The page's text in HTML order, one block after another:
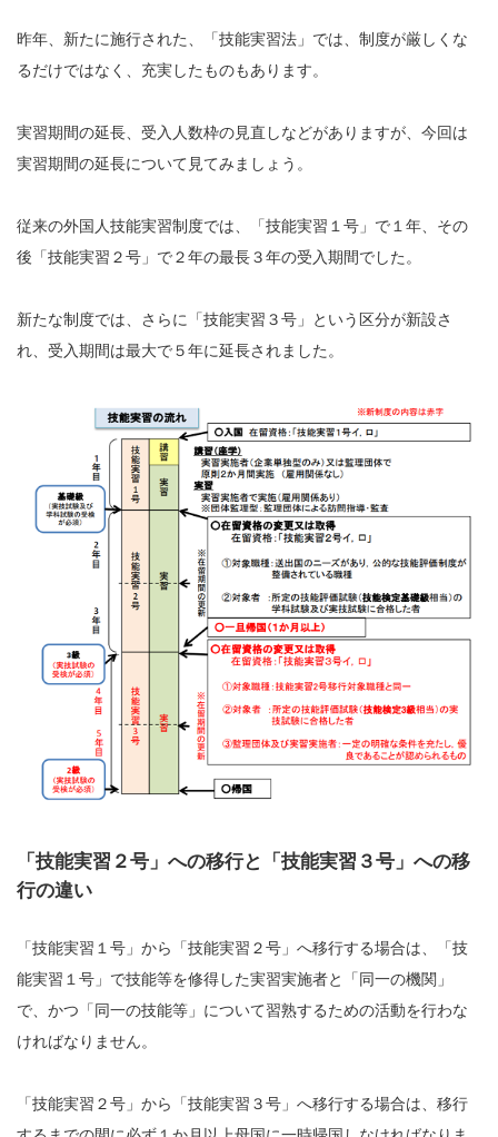
昨年、新たに施行された、「技能実習法」では、制度が厳しくな
るだけではなく、充実したものもあります。
実習期間の延長、受入人数枠の見直しなどがありますが、今回は
実習期間の延長について見てみましょう。
従来の外国人技能実習制度では、「技能実習１号」で１年、その
後「技能実習２号」で２年の最長３年の受入期間でした。
新たな制度では、さらに「技能実習３号」という区分が新設さ
れ、受入期間は最大で５年に延長されました。
「技能実習２号」への移行と「技能実習３号」への移
行の違い
「技能実習１号」から「技能実習２号」へ移行する場合は、「技
能実習１号」で技能等を修得した実習実施者と「同一の機関」
で、かつ「同一の技能等」について習熟するための活動を行わな
ければなりません。
「技能実習２号」から「技能実習３号」へ移行する場合は、移行